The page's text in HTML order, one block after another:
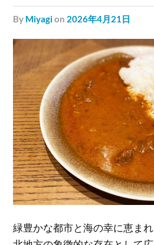
by Miyagion 2026年4月21日
緑豊かな都市と海の幸に恵ま